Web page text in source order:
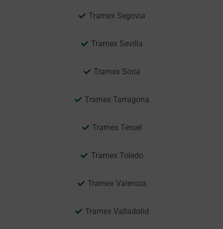
Tramex Segovia
Tramex Sevilla
Tramex Soria
Tramex Tarragona
Tramex Teruel
Tramex Toledo
Tramex Valencia
Tramex Valladolid